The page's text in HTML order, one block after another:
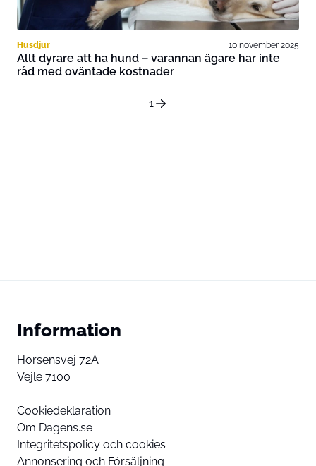
Husdjur 10 november 2025
Allt dyrare att ha hund – varannan ägare har inte
råd med oväntade kostnader
1
Information
Horsensvej 72A
Vejle 7100
Cookiedeklaration
Om Dagens.se
Integritetspolicy och cookies
Annonsering och Försäljning